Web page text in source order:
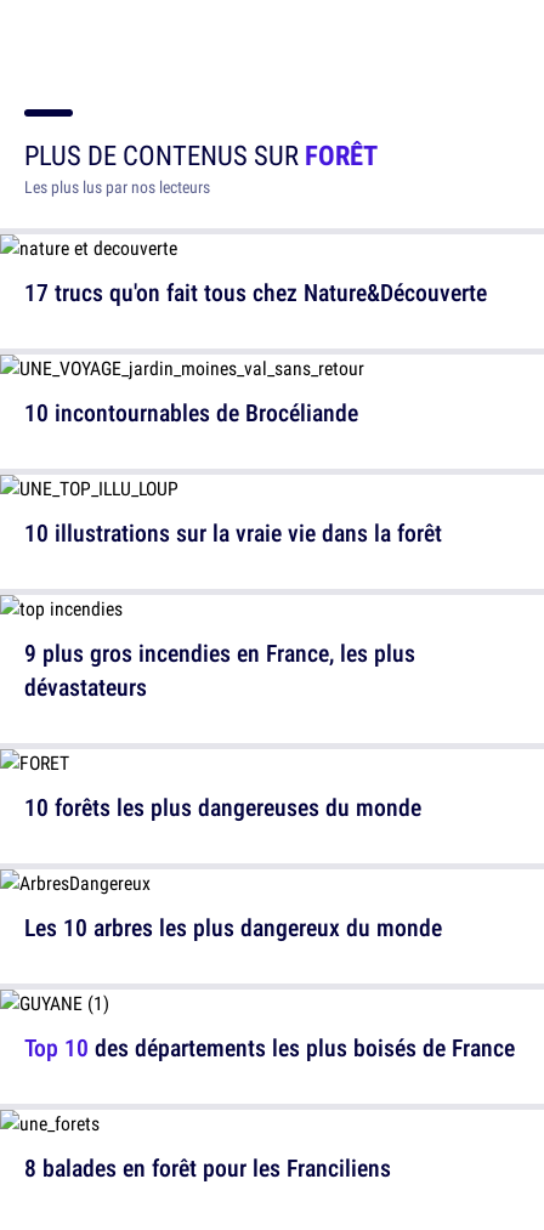
PLUS DE CONTENUS SURFORÊT
Les plus lus par nos lecteurs
10 incontournables de Brocéliande
9 plus gros incendies en France, les plus
dévastateurs
Les 10 arbres les plus dangereux du monde
8 balades en forêt pour les Franciliens
17 trucs qu'on fait tous chez Nature&Découverte
10 illustrations sur la vraie vie dans la forêt
10 forêts les plus dangereuses du monde
Top 10 des départements les plus boisés de France